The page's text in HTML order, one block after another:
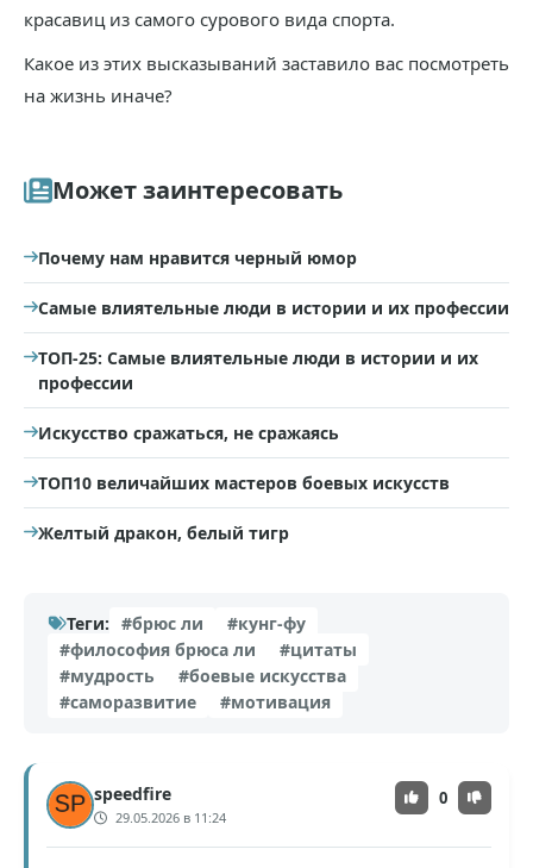
красавиц из самого сурового вида спорта.
Какое из этих высказываний заставило вас посмотреть
на жизнь иначе?
Может заинтересовать
Почему нам нравится черный юмор
Самые влиятельные люди в истории и их профессии
ТОП-25: Самые влиятельные люди в истории и их
профессии
Искусство сражаться, не сражаясь
ТОП10 величайших мастеров боевых искусств
Желтый дракон, белый тигр
Теги: #брюс ли
#кунг-фу
#философия брюса ли
#цитаты
#мудрость
#боевые искусства
#саморазвитие
#мотивация
speedfire
29.05.2026 в 11:24
0